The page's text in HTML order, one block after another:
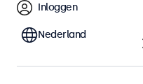
naadloos te integreren
Filter (1)
Inloggen
Nederland